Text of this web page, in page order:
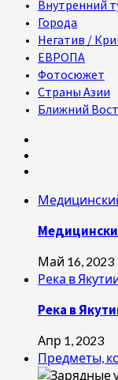
Внутренний
Города
Негатив /
ЕВРОПА
Фотосюжет
Страны Азии
Ближний
Май 16, 2023
Река в
Река в
Апр 1, 2023
Предметы,